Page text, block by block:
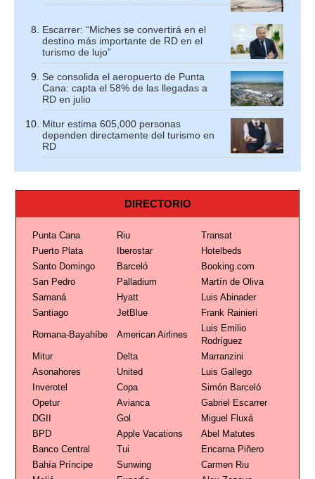
Escarrer: “Miches se convertirá en el
destino más importante de RD en el
turismo de lujo”
Se consolida el aeropuerto de Punta
Cana: capta el 58% de las llegadas a
RD en julio
Mitur estima 605,000 personas
dependen directamente del turismo en
RD
DIRECTORIO
Punta Cana Riu
Transat
Puerto Plata
Iberostar
Hotelbeds
Santo Domingo
Barceló
Booking.com
San Pedro
Palladium
Martín de Oliva
Samaná
Hyatt
Luis Abinader
Santiago
JetBlue Frank Rainieri
Romana-Bayahíbe American Airlines
Luis Emilio
Rodríguez
Mitur
Delta
Marranzini
Asonahores
United
Luis Gallego
Inverotel
Copa
Simón Barceló
Opetur
Avianca
Gabriel Escarrer
DGII
Gol
Miguel Fluxá
BPD
Apple Vacations
Abel Matutes
Banco Central
Tui
Encarna Piñero
Bahía Príncipe
Sunwing
Carmen Riu